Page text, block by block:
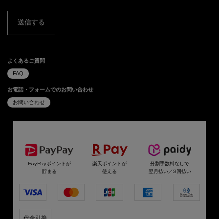
送信する
よくあるご質問
FAQ
お電話・フォームでのお問い合わせ
お問い合わせ
PayPayポイントが
貯まる
楽天ポイントが
使える
分割手数料なしで
翌月払い／3回払い